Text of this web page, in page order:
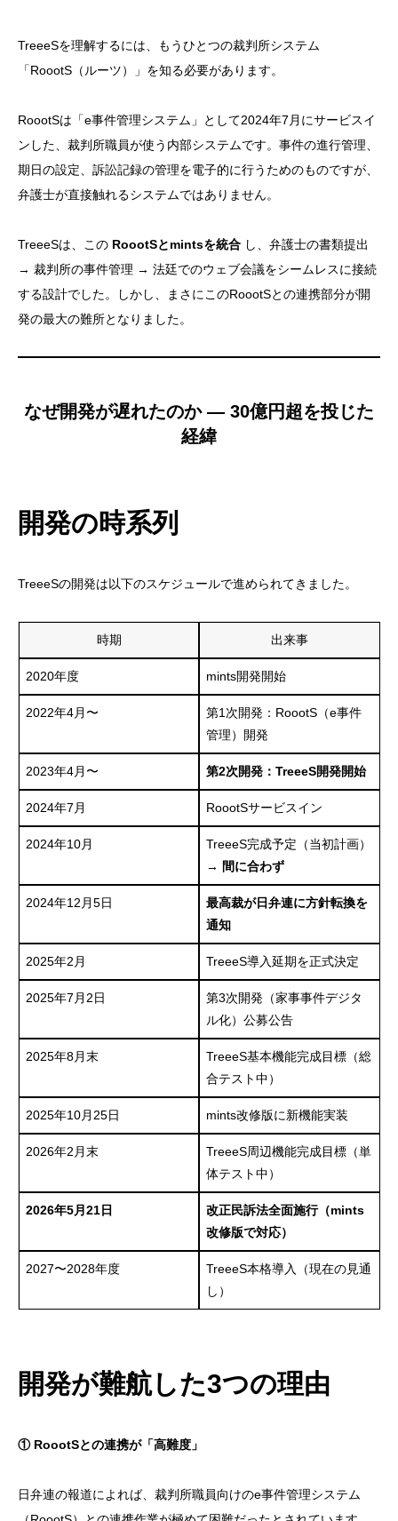
TreeeSを理解するには、もうひとつの裁判所システム
「RoootS（ルーツ）」を知る必要があります。
RoootSは「e事件管理システム」として2024年7月にサービスイ
ンした、裁判所職員が使う内部システムです。事件の進行管理、
期日の設定、訴訟記録の管理を電子的に行うためのものですが、
弁護士が直接触れるシステムではありません。
TreeeSは、この RoootSとmintsを統合 し、弁護士の書類提出
→ 裁判所の事件管理 → 法廷でのウェブ会議をシームレスに接続
する設計でした。しかし、まさにこのRoootSとの連携部分が開
発の最大の難所となりました。
なぜ開発が遅れたのか — 30億円超を投じた
経緯
開発の時系列
TreeeSの開発は以下のスケジュールで進められてきました。
時期 出来事
2020年度 mints開発開始
2022年4月〜
第1次開発：RoootS（e事件
管理）開発
2023年4月〜 第2次開発：TreeeS開発開始
2024年7月 RoootSサービスイン
2024年10月
TreeeS完成予定（当初計画）
→ 間に合わず
2024年12月5日
最高裁が日弁連に方針転換を
通知
2025年2月 TreeeS導入延期を正式決定
2025年7月2日
第3次開発（家事事件デジタ
ル化）公募公告
2025年8月末
TreeeS基本機能完成目標（総
合テスト中）
2025年10月25日 mints改修版に新機能実装
2026年2月末
TreeeS周辺機能完成目標（単
体テスト中）
2026年5月21日
改正民訴法全面施行（mints
改修版で対応）
2027〜2028年度
TreeeS本格導入（現在の見通
し）
開発が難航した3つの理由
① RoootSとの連携が「高難度」
日弁連の報道によれば、裁判所職員向けのe事件管理システム